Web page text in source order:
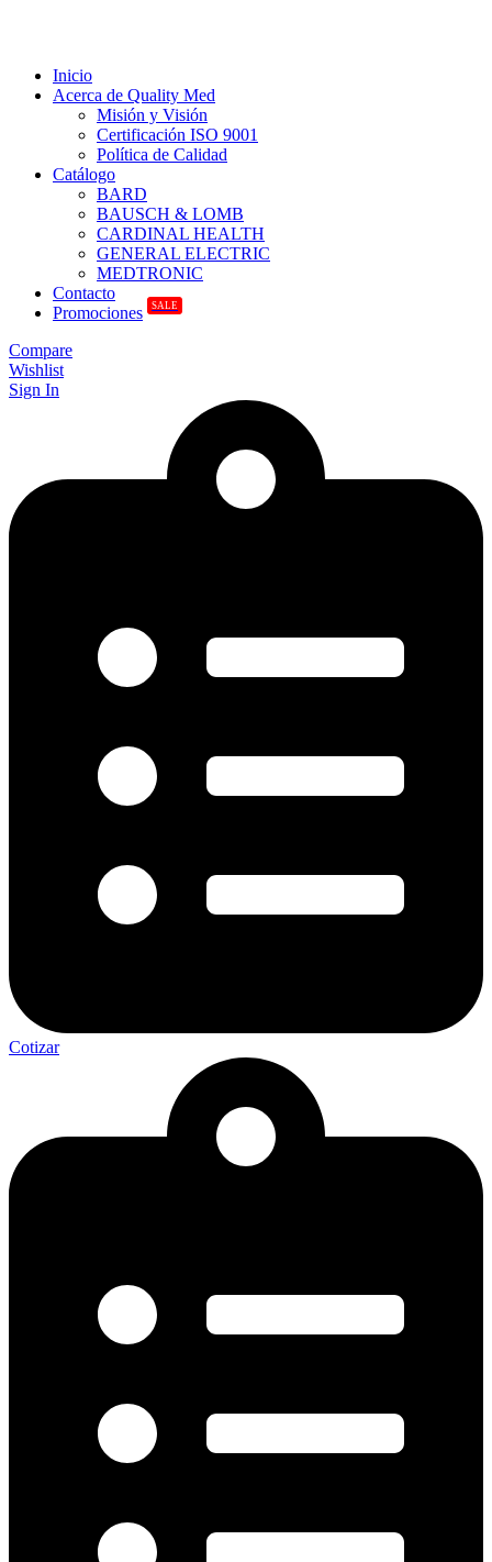
Inicio
Acerca de Quality Med
Misión y Visión
Certificación ISO 9001
Política de Calidad
Catálogo
BARD
BAUSCH & LOMB
CARDINAL HEALTH
GENERAL ELECTRIC
MEDTRONIC
Contacto
Promociones
SALE
Compare
Wishlist
Sign In
Cotizar